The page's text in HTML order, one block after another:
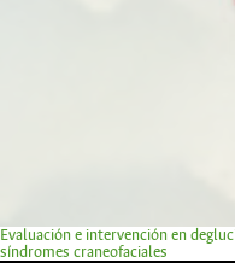
Evaluación e intervención en
síndromes craneofaciales